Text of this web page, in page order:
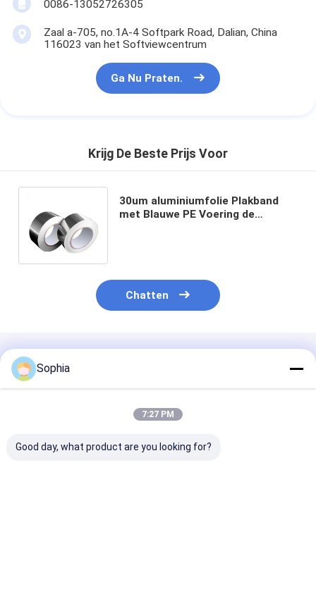
0086-13052726305
Zaal a-705, no.1A-4 Softpark Road, Dalian, China
116023 van het Softviewcentrum
Ga Nu Praten.
Krijg De Beste Prijs Voor
30um aluminiumfolie Plakband
met Blauwe PE Voering de
Chatten
Geadviseerde Producten
Sophia
7:27 PM
Good day, what product are you looking for?